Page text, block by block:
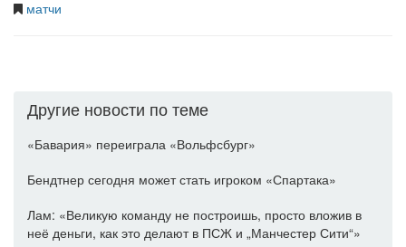
матчи
Другие новости по теме
«Бавария» переиграла «Вольфсбург»
Бендтнер сегодня может стать игроком «Спартака»
Лам: «Великую команду не построишь, просто вложив в
неё деньги, как это делают в ПСЖ и „Манчестер Сити“»